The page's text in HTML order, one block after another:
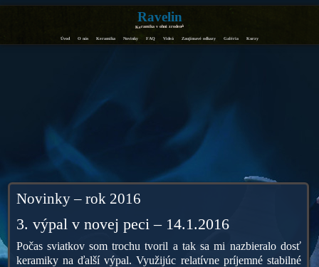
Ravelin
Keramika v ohni zrodená
Úvod O nás Keramika Novinky FAQ Videá Zaujímavé odkazy Galéria Kurzy
Novinky – rok 2016
3. výpal v novej peci – 14.1.2016
Počas sviatkov som trochu tvoril a tak sa mi nazbieralo dosť
keramiky na ďalší výpal. Využijúc relatívne príjemné stabilné